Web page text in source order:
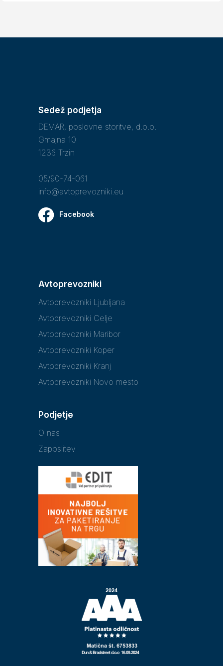
Sedež podjetja
DEMAR, poslovne storitve, d.o.o.
Gmajna 10
1236 Trzin
05/90-74-061
info@avtoprevozniki.eu
Facebook
Avtoprevozniki
Avtoprevozniki Ljubljana
Avtoprevozniki Celje
Avtoprevozniki Maribor
Avtoprevozniki Koper
Avtoprevozniki Kranj
Avtoprevozniki Novo mesto
Podjetje
O nas
Zaposlitev